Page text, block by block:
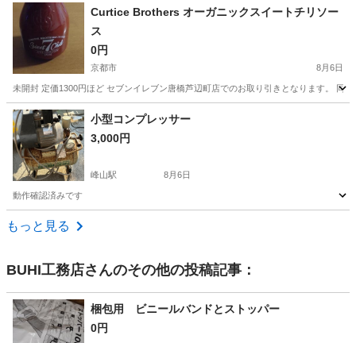
京都 京都市
Curtice Brothers オーガニックスイートチリソー
ス
0円
京都市 8月6日
未開封 定価1300円ほど セブンイレブン唐橋芦辺町店でのお取り引きとなります。 同
京都 京都市 その他
小型コンプレッサー
3,000円
峰山駅 8月6日
動作確認済みです
京都 京丹後市
もっと見る
BUHI工務店さんのその他の投稿記事：
梱包用 ビニールバンドとストッパー
0円